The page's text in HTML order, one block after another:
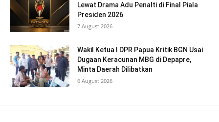
Lewat Drama Adu Penalti di Final Piala
Presiden 2026
7 August 2026
Wakil Ketua I DPR Papua Kritik BGN Usai
Dugaan Keracunan MBG di Depapre,
Minta Daerah Dilibatkan
6 August 2026